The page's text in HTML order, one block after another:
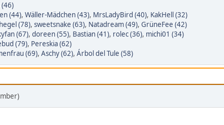
(46)
(44), Wäller-Mädchen (43), MrsLadyBird (40), KakHell (32)
(78), sweetsnake (63), Natadream (49), GrüneFee (42)
(67), doreen (55), Bastian (41), rolec (36), michi01 (34)
(79), Pereskia (62)
(69), Aschy (62), Árbol del Tule (58)